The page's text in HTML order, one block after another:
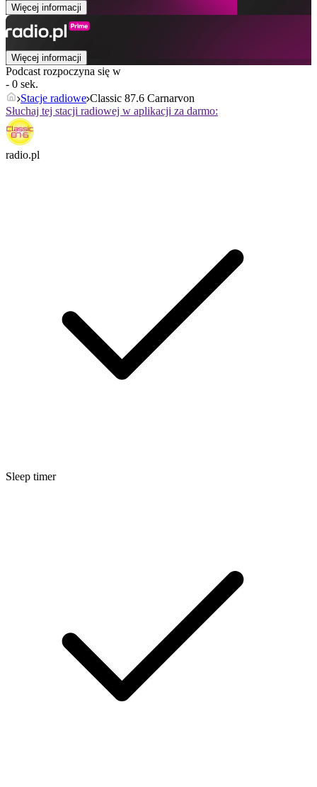
Więcej informacji
Więcej informacji
Podcast rozpoczyna się w
- 0 sek.
Stacje radiowe Classic 87.6 Carnarvon
Słuchaj tej stacji radiowej w aplikacji za darmo:
radio.pl
Sleep timer